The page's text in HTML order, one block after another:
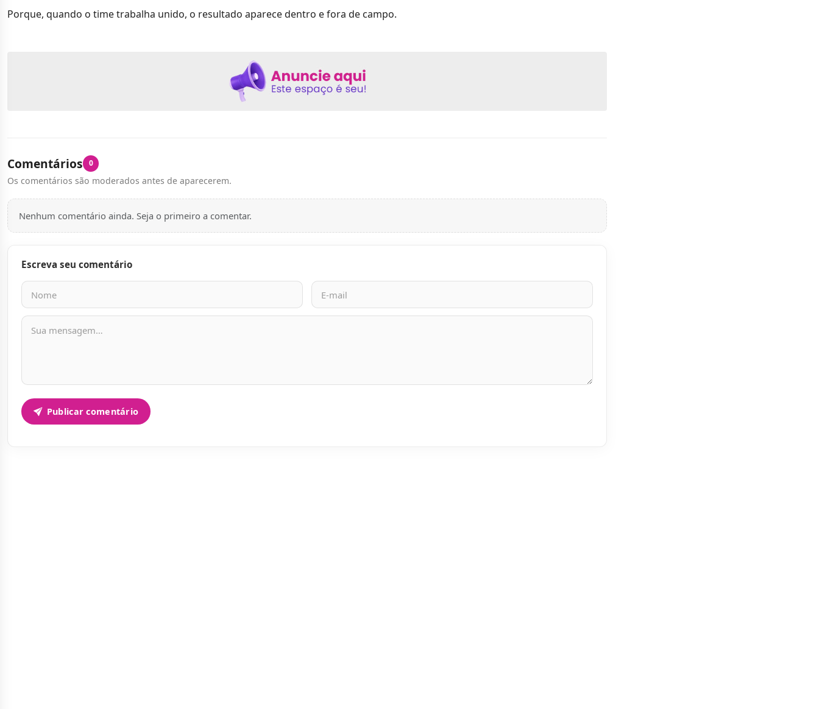
Porque, quando o time trabalha unido, o resultado aparece dentro e fora de campo.
Comentários 0
Os comentários são moderados antes de aparecerem.
Nenhum comentário ainda. Seja o primeiro a comentar.
Escreva seu comentário
Nome
E-mail
Mensagem
Publicar comentário